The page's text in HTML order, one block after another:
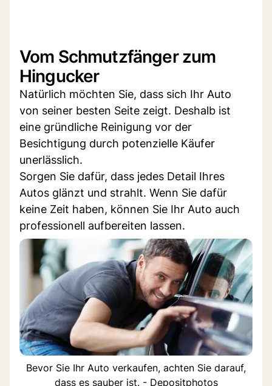
Vom Schmutzfänger zum
Hingucker
Natürlich möchten Sie, dass sich Ihr Auto
von seiner besten Seite zeigt. Deshalb ist
eine gründliche Reinigung vor der
Besichtigung durch potenzielle Käufer
unerlässlich.
Sorgen Sie dafür, dass jedes Detail Ihres
Autos glänzt und strahlt. Wenn Sie dafür
keine Zeit haben, können Sie Ihr Auto auch
professionell aufbereiten lassen.
Bevor Sie Ihr Auto verkaufen, achten Sie darauf,
dass es sauber ist. - Depositphotos